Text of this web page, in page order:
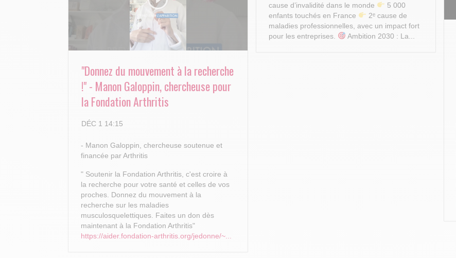
cause d’invalidité dans le monde
5 000
enfants touchés en France
2ᵉ cause de
maladies professionnelles, avec un impact fort
pour les entreprises.
Ambition 2030 : La...
"Donnez du mouvement à la recherche
!" - Manon Galoppin, chercheuse pour
la Fondation Arthritis
DÉC 1 14:15
- Manon Galoppin, chercheuse soutenue et
financée par Arthritis
" Soutenir la Fondation Arthritis, c'est croire à
la recherche pour votre santé et celles de vos
proches. Donnez du mouvement à la
recherche sur les maladies
musculosquelettiques. Faites un don dès
maintenant à la Fondation Arthritis"
https://aider.fondation-arthritis.org/jedonne/~...